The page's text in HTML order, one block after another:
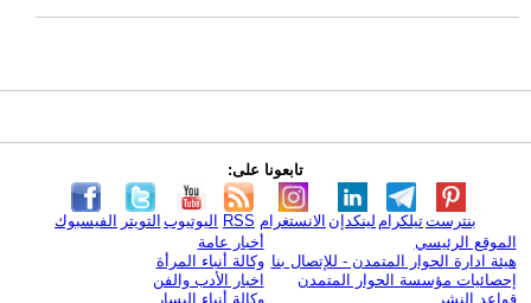
تابعونا على:
الفيسبوك التويتر اليوتيوب RSS الانستغرام لينكدإن تيلكرامبنترست
الموقع الرئيسي
هيئة ادارة الحوار المتمدن - للإتصال بنا
إحصائيات مؤسسة الحوار المتمدن
قواعد النشر
أخبار عامة
وكالة أنباء المرأة
اخبار الأدب والفن
وكالة أنباء اليسار